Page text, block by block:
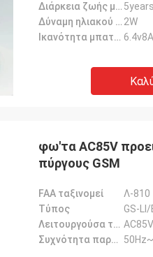
Διάρκεια ζωής μπαταρίας
Δύναμη ηλιακού πλαισίου 2W
Ικανότητα μπαταριών
φω'τα AC85V
πύργους GSM
FAA ταξινομεί
Λ-810
Τύπος
GS-
Λειτουργούσα τάση
Συχνότητα παροχής ηλεκτρικού ρεύματος